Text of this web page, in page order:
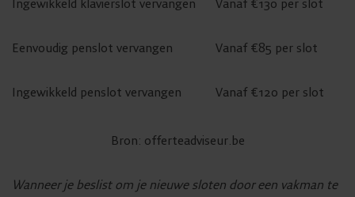
Ingewikkeld klavierslot vervangen Vanaf €130 per slot
Eenvoudig penslot vervangen Vanaf €85 per slot
Ingewikkeld penslot vervangen Vanaf €120 per slot
Bron: offerteadviseur.be
Wanneer je beslist om je nieuwe sloten door een vakman te